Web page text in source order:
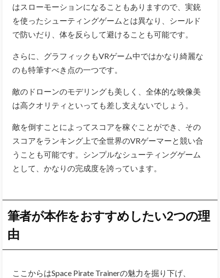
はスローモーションになることもありますので、実銃
を使ったシューティングゲームとは異なり、シールド
で防いだり、体を反らして避けることも可能です。
さらに、グラフィックもVRゲーム中ではかなり綺麗な
のも特筆すべき点の一つです。
敵のドローンのモデリングも美しく、全体的な映像美
は高クオリティといっても差し支えないでしょう。
敵を倒すことによってスコアを稼ぐことができ、その
スコアをランキング上で全世界のVRゲーマーと競い合
うことも可能です。シンプルなシューティングゲーム
として、かなりの完成度を誇っています。
筆者が本作をおすすめしたい2つの理
由
ここからはSpace Pirate Trainerの魅力を掘り下げ、